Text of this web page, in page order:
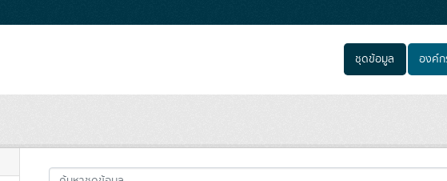
ชุดข้อมูล องค์